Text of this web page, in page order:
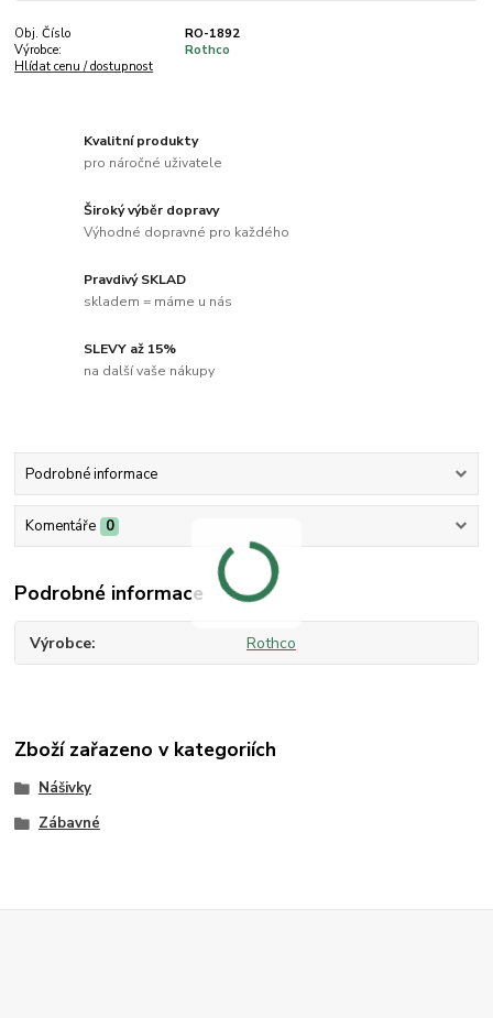
Obj. Číslo
RO-1892
Výrobce:
Rothco
Hlídat cenu / dostupnost
Kvalitní produkty
pro náročné uživatele
Široký výběr dopravy
Výhodné dopravné pro každého
Pravdivý SKLAD
skladem = máme u nás
SLEVY až 15%
na další vaše nákupy
Podrobné informace
Komentáře 0
Podrobné informace
Výrobce Rothco
Zboží zařazeno v kategoriích
Nášivky
Zábavné